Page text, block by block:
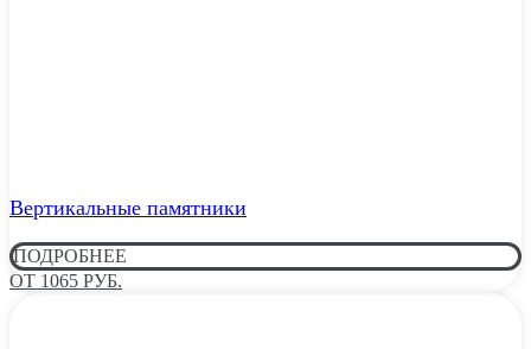
Вертикальные памятники
ПОДРОБНЕЕ
ОТ 1065 РУБ.